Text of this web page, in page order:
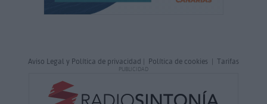
Aviso Legal y Política de privacidad | Política de cookies | Tarifas
PUBLICIDAD